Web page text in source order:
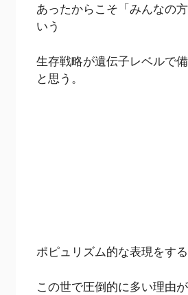
あったからこそ「みんなの
いう
生存戦略が遺伝子レベルで
と思う。
ポピュリズム的な表現をする
この世で圧倒的に多い理由が